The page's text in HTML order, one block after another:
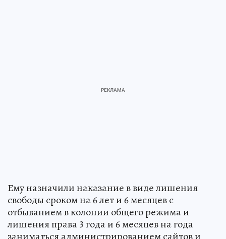
Ему назначили наказание в виде лишения
свободы сроком на 6 лет и 6 месяцев с
отбыванием в колонии общего режима и
лишения права 3 года и 6 месяцев на года